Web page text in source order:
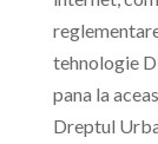
tehnologie
pana la
Dreptul